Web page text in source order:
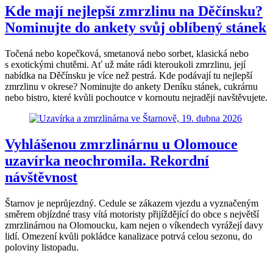
Kde mají nejlepší zmrzlinu na Děčínsku?
Nominujte do ankety svůj oblíbený stánek
Točená nebo kopečková, smetanová nebo sorbet, klasická nebo
s exotickými chutěmi. Ať už máte rádi kteroukoli zmrzlinu, její
nabídka na Děčínsku je více než pestrá. Kde podávají tu nejlepší
zmrzlinu v okrese? Nominujte do ankety Deníku stánek, cukrárnu
nebo bistro, které kvůli pochoutce v kornoutu nejraději navštěvujete.
Vyhlášenou zmrzlinárnu u Olomouce
uzavírka neochromila. Rekordní
návštěvnost
Štarnov je neprůjezdný. Cedule se zákazem vjezdu a vyznačeným
směrem objízdné trasy vítá motoristy přijíždějící do obce s největší
zmrzlinárnou na Olomoucku, kam nejen o víkendech vyrážejí davy
lidí. Omezení kvůli pokládce kanalizace potrvá celou sezonu, do
poloviny listopadu.